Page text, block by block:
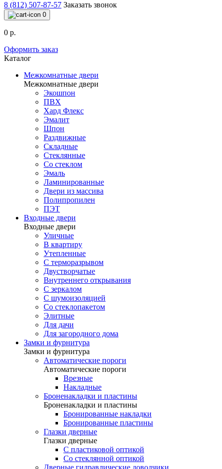
8 (812) 507-87-57 Заказать звонок
0
0 р.
Оформить заказ
Каталог
Межкомнатные двери
Межкомнатные двери
Экошпон
ПВХ
Хард Флекс
Эмалит
Шпон
Раздвижные
Складные
Стеклянные
Со стеклом
Эмаль
Ламинированные
Двери из массива
Полипропилен
ПЭТ
Входные двери
Входные двери
Уличные
В квартиру
Утепленные
С терморазрывом
Двустворчатые
Внутреннего открывания
С зеркалом
С шумоизоляцией
Со стеклопакетом
Элитные
Для дачи
Для загородного дома
Замки и фурнитура
Замки и фурнитура
Автоматические пороги
Автоматические пороги
Врезные
Накладные
Броненакладки и пластины
Броненакладки и пластины
Бронированные накладки
Бронированные пластины
Глазки дверные
Глазки дверные
C пластиковой оптикой
Со стеклянной оптикой
Дверные гидравлические доводчики